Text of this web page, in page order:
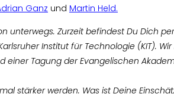
Ganz und Martin Held.
unterwegs. Zurzeit befindest Du Dich
Institut für Technologie (KIT).
Tagung der Evangelischen
stärker werden. Was ist Deine